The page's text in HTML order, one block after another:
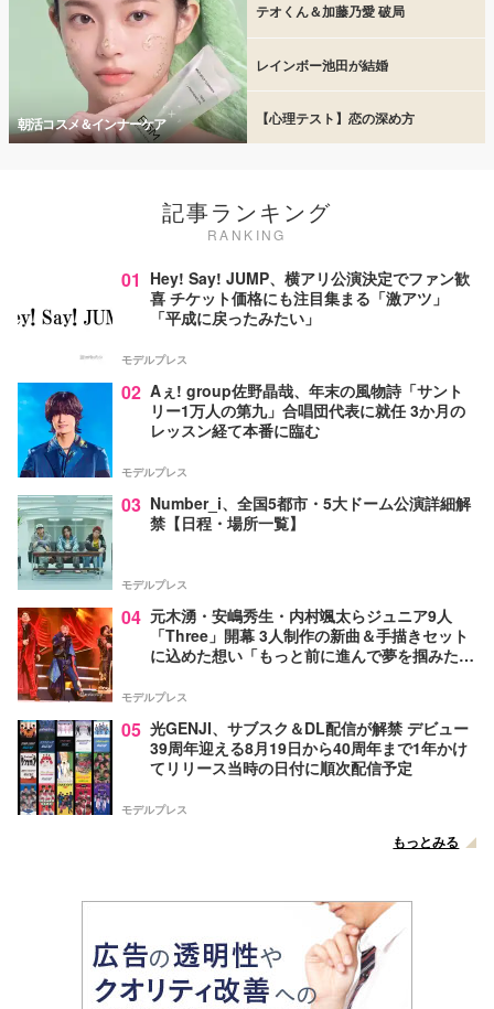
朝活コスメ＆インナーケア
テオくん＆加藤乃愛 破局
レインボー池田が結婚
【心理テスト】恋の深め方
記事ランキング
RANKING
01 Hey! Say! JUMP、横アリ公演決定でファン歓
喜 チケット価格にも注目集まる「激アツ」
「平成に戻ったみたい」
モデルプレス
02 Aぇ! group佐野晶哉、年末の風物詩「サント
リー1万人の第九」合唱団代表に就任 3か月の
レッスン経て本番に臨む
モデルプレス
03 Number_i、全国5都市・5大ドーム公演詳細解
禁【日程・場所一覧】
モデルプレス
04 元木湧・安嶋秀生・内村颯太らジュニア9人
「Three」開幕 3人制作の新曲＆手描きセット
に込めた想い「もっと前に進んで夢を掴みた
モデルプレス
05 光GENJI、サブスク＆DL配信が解禁 デビュー
39周年迎える8月19日から40周年まで1年かけ
てリリース当時の日付に順次配信予定
モデルプレス
もっとみる